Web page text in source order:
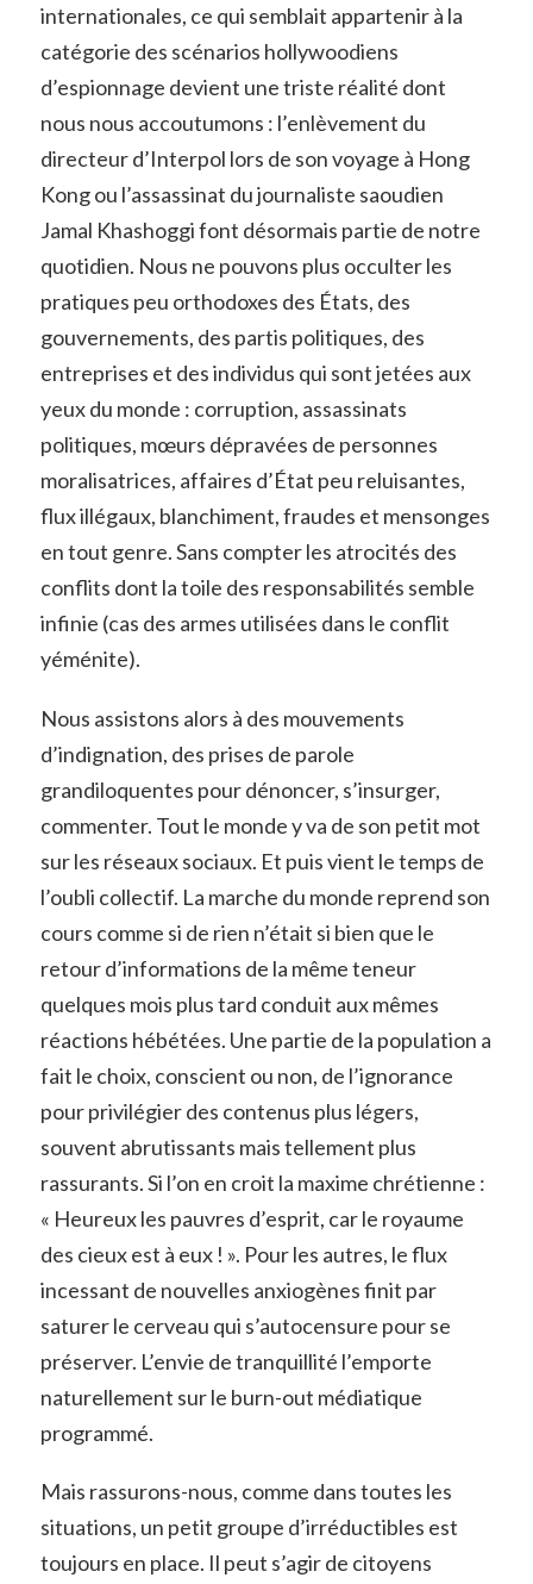
internationales, ce qui semblait appartenir à la
catégorie des scénarios hollywoodiens
d’espionnage devient une triste réalité dont
nous nous accoutumons : l’enlèvement du
directeur d’Interpol lors de son voyage à Hong
Kong ou l’assassinat du journaliste saoudien
Jamal Khashoggi font désormais partie de notre
quotidien. Nous ne pouvons plus occulter les
pratiques peu orthodoxes des États, des
gouvernements, des partis politiques, des
entreprises et des individus qui sont jetées aux
yeux du monde : corruption, assassinats
politiques, mœurs dépravées de personnes
moralisatrices, affaires d’État peu reluisantes,
flux illégaux, blanchiment, fraudes et mensonges
en tout genre. Sans compter les atrocités des
conflits dont la toile des responsabilités semble
infinie (cas des armes utilisées dans le conflit
yéménite).
Nous assistons alors à des mouvements
d’indignation, des prises de parole
grandiloquentes pour dénoncer, s’insurger,
commenter. Tout le monde y va de son petit mot
sur les réseaux sociaux. Et puis vient le temps de
l’oubli collectif. La marche du monde reprend son
cours comme si de rien n’était si bien que le
retour d’informations de la même teneur
quelques mois plus tard conduit aux mêmes
réactions hébétées. Une partie de la population a
fait le choix, conscient ou non, de l’ignorance
pour privilégier des contenus plus légers,
souvent abrutissants mais tellement plus
rassurants. Si l’on en croit la maxime chrétienne :
« Heureux les pauvres d’esprit, car le royaume
des cieux est à eux ! ». Pour les autres, le flux
incessant de nouvelles anxiogènes finit par
saturer le cerveau qui s’autocensure pour se
préserver. L’envie de tranquillité l’emporte
naturellement sur le burn-out médiatique
programmé.
Mais rassurons-nous, comme dans toutes les
situations, un petit groupe d’irréductibles est
toujours en place. Il peut s’agir de citoyens